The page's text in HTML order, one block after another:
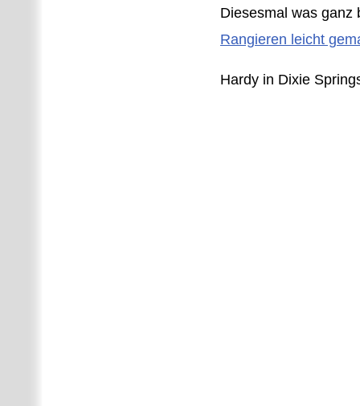
Diesesmal was ganz
Rangieren leicht
Hardy in Dixie